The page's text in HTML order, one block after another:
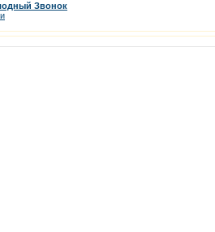
Звонок